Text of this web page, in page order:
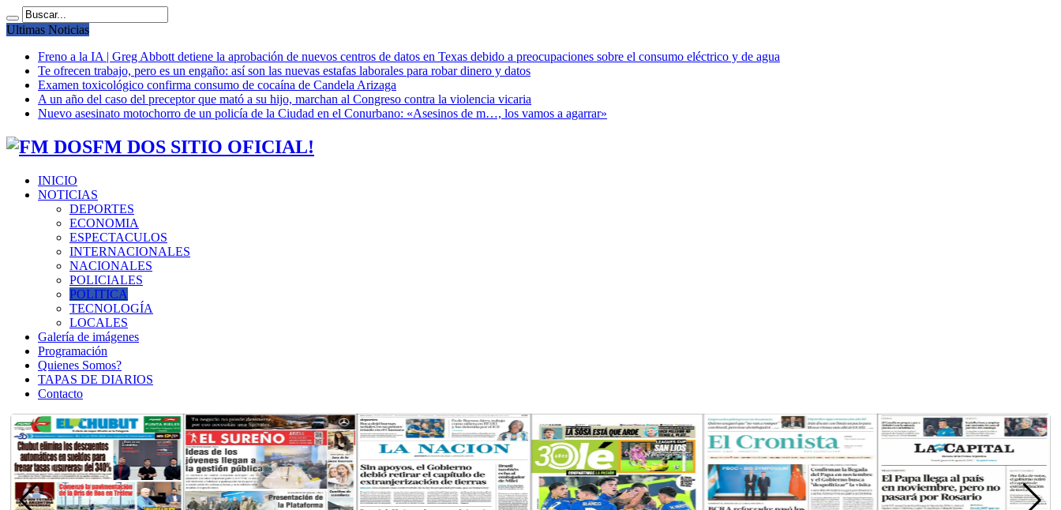
Ultimas Noticias
Freno a la IA | Greg Abbott detiene la aprobación de nuevos centros de datos en Texas debido a preocupaciones sobre el consumo eléctrico y de agua
Te ofrecen trabajo, pero es un engaño: así son las nuevas estafas laborales para robar dinero y datos
Examen toxicológico confirma consumo de cocaína de Candela Arizaga
A un año del caso del preceptor que mató a su hijo, marchan al Congreso contra la violencia vicaria
Nuevo asesinato motochorro de un policía de la Ciudad en el Conurbano: «Asesinos de m…, los vamos a agarrar»
FM DOS SITIO OFICIAL!
INICIO
NOTICIAS
DEPORTES
ECONOMIA
ESPECTACULOS
INTERNACIONALES
NACIONALES
POLICIALES
POLITICA
TECNOLOGÍA
LOCALES
Galería de imágenes
Programación
Quienes Somos?
TAPAS DE DIARIOS
Contacto